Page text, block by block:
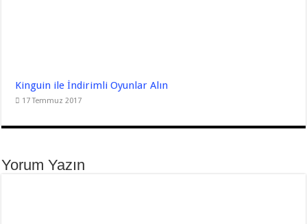
Kinguin ile İndirimli Oyunlar Alın
17 Temmuz 2017
Yorum Yazın